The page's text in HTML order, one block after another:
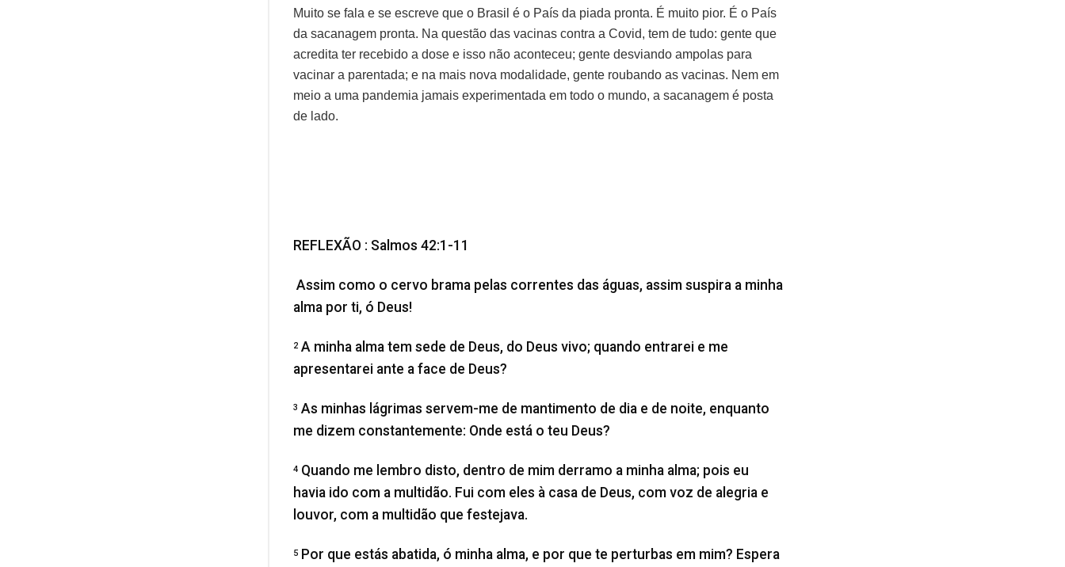
Muito se fala e se escreve que o Brasil é o País da piada pronta. É muito pior. É o País
da sacanagem pronta. Na questão das vacinas contra a Covid, tem de tudo: gente que
acredita ter recebido a dose e isso não aconteceu; gente desviando ampolas para
vacinar a parentada; e na mais nova modalidade, gente roubando as vacinas. Nem em
meio a uma pandemia jamais experimentada em todo o mundo, a sacanagem é posta
de lado.
REFLEXÃO : Salmos 42:1-11
Assim como o cervo brama pelas correntes das águas, assim suspira a minha
alma por ti, ó Deus!
2 A minha alma tem sede de Deus, do Deus vivo; quando entrarei e me
apresentarei ante a face de Deus?
3 As minhas lágrimas servem-me de mantimento de dia e de noite, enquanto
me dizem constantemente: Onde está o teu Deus?
4 Quando me lembro disto, dentro de mim derramo a minha alma; pois eu
havia ido com a multidão. Fui com eles à casa de Deus, com voz de alegria e
louvor, com a multidão que festejava.
5 Por que estás abatida, ó minha alma, e por que te perturbas em mim? Espera